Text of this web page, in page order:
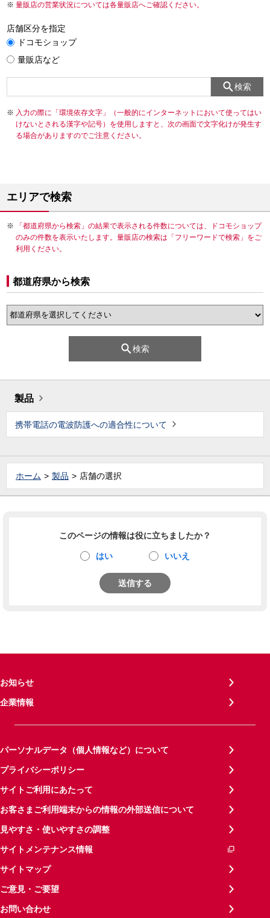
量販店の営業状況については各量販店へご確認ください。
店舗区分を指定
ドコモショップ
量販店など
検索
入力の際に「環境依存文字」（一般的にインターネットにおいて使ってはい
けないとされる漢字や記号）を使用しますと、次の画面で文字化けが発生す
る場合がありますのでご注意ください。
エリアで検索
「都道府県から検索」の結果で表示される件数については、ドコモショップ
のみの件数を表示いたします。量販店の検索は「フリーワードで検索」をご
利用ください。
都道府県から検索
検索
製品
携帯電話の電波防護への適合性について
ホーム 製品 店舗の選択
このページの情報は役に立ちましたか？
はい いいえ
送信する
お知らせ
企業情報
パーソナルデータ（個人情報など）について
プライバシーポリシー
サイトご利用にあたって
お客さまご利用端末からの情報の外部送信について
見やすさ・使いやすさの調整
サイトメンテナンス情報
サイトマップ
ご意見・ご要望
お問い合わせ